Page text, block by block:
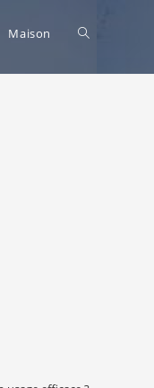
Maison Toggle